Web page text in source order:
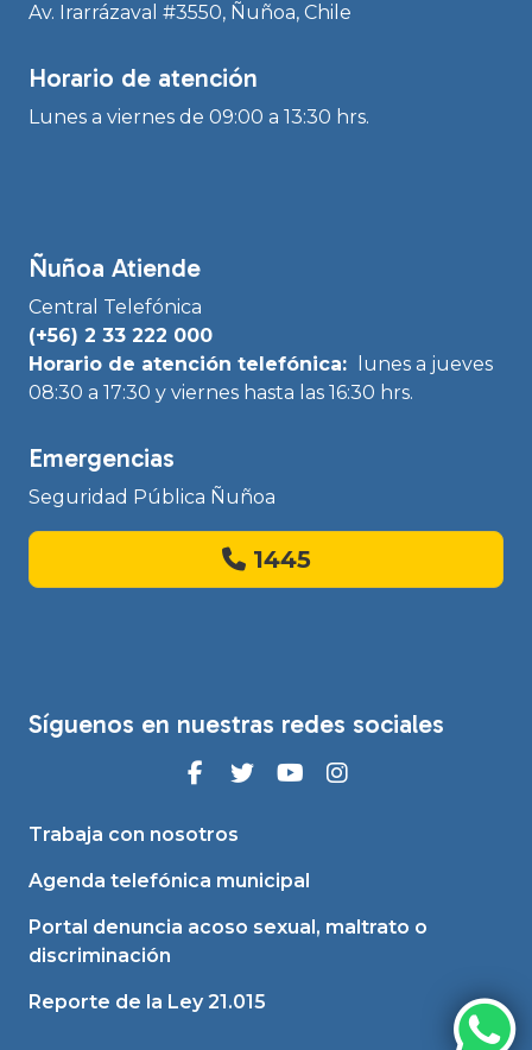
Av. Irarrázaval #3550, Ñuñoa, Chile
Horario de atención
Lunes a viernes de 09:00 a 13:30 hrs.
Ñuñoa Atiende
Central Telefónica
(+56) 2 33 222 000
Horario de atención telefónica:
lunes a jueves
08:30 a 17:30 y viernes hasta las 16:30 hrs.
Emergencias
Seguridad Pública Ñuñoa
1445
Síguenos en nuestras redes sociales
Trabaja con nosotros
Agenda telefónica municipal
Portal denuncia acoso sexual, maltrato o
discriminación
Reporte de la Ley 21.015